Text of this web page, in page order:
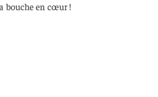
bouche en cœur !